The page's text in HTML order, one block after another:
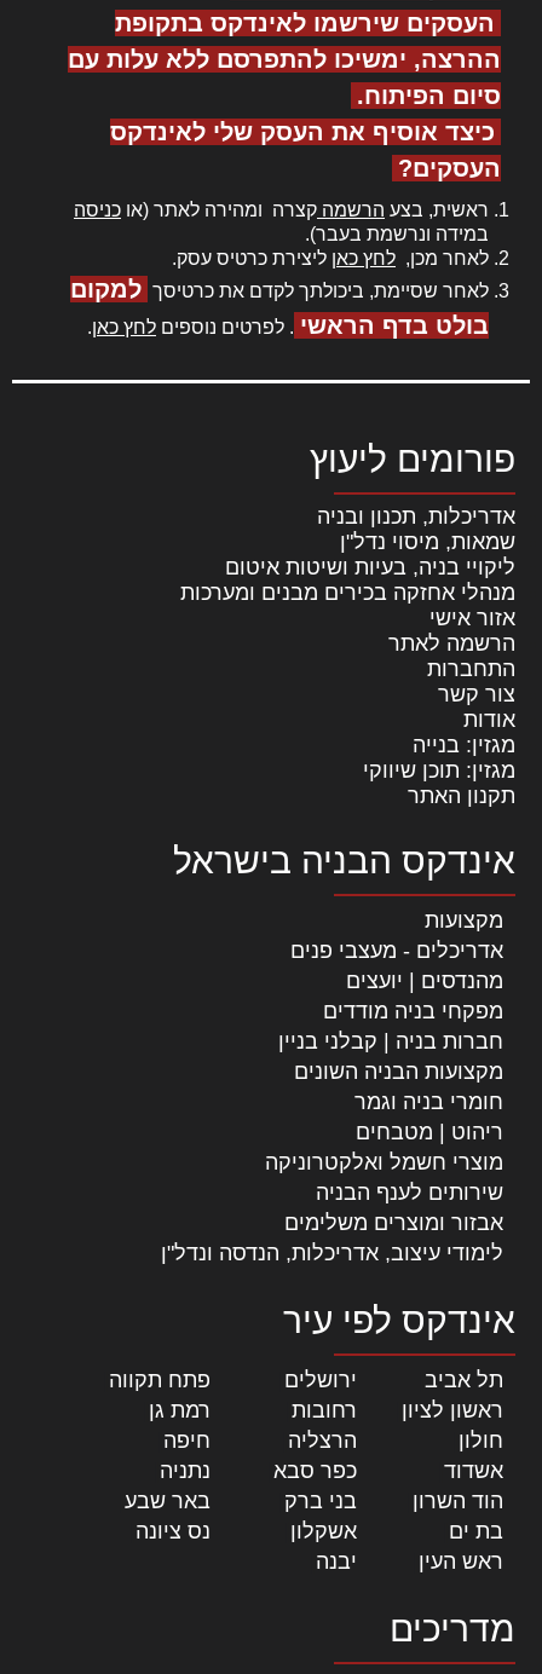
העסקים שירשמו לאינדקס בתקופת
ההרצה, ימשיכו להתפרסם ללא עלות עם
סיום הפיתוח.
כיצד אוסיף את העסק שלי לאינדקס
העסקים?
ראשית, בצע הרשמה קצרה ומהירה לאתר (או כניסה
במידה ונרשמת בעבר).
לאחר מכן, לחץ כאן ליצירת כרטיס עסק.
לאחר שסיימת, ביכולתך לקדם את כרטיסך למקום
בולט בדף הראשי . לפרטים נוספים לחץ כאן.
פורומים ליעוץ
אדריכלות, תכנון ובניה
שמאות, מיסוי נדל"ן
ליקויי בניה, בעיות ושיטות איטום
מנהלי אחזקה בכירים מבנים ומערכות
אזור אישי
הרשמה לאתר
התחברות
צור קשר
אודות
מגזין: בנייה
מגזין: תוכן שיווקי
תקנון האתר
אינדקס הבניה בישראל
מקצועות
אדריכלים - מעצבי פנים
מהנדסים | יועצים
מפקחי בניה מודדים
חברות בניה | קבלני בניין
מקצועות הבניה השונים
חומרי בניה וגמר
ריהוט | מטבחים
מוצרי חשמל ואלקטרוניקה
שירותים לענף הבניה
אבזור ומוצרים משלימים
לימודי עיצוב, אדריכלות, הנדסה ונדל"ן
אינדקס לפי עיר
תל אביב ירושלים פתח תקווה
ראשון לציון
רחובות רמת גן
חולון
הרצליה חיפה
אשדוד
כפר סבא נתניה
הוד השרון
בני ברק באר שבע
בת ים
אשקלון נס ציונה
ראש העין
יבנה
מדריכים